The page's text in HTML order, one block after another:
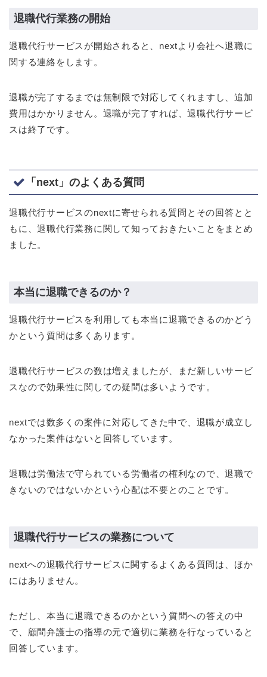
退職代行業務の開始
退職代行サービスが開始されると、nextより会社へ退職に
関する連絡をします。
退職が完了するまでは無制限で対応してくれますし、追加
費用はかかりません。退職が完了すれば、退職代行サービ
スは終了です。
「next」のよくある質問
退職代行サービスのnextに寄せられる質問とその回答とと
もに、退職代行業務に関して知っておきたいことをまとめ
ました。
本当に退職できるのか？
退職代行サービスを利用しても本当に退職できるのかどう
かという質問は多くあります。
退職代行サービスの数は増えましたが、まだ新しいサービ
スなので効果性に関しての疑問は多いようです。
nextでは数多くの案件に対応してきた中で、退職が成立し
なかった案件はないと回答しています。
退職は労働法で守られている労働者の権利なので、退職で
きないのではないかという心配は不要とのことです。
退職代行サービスの業務について
nextへの退職代行サービスに関するよくある質問は、ほか
にはありません。
ただし、本当に退職できるのかという質問への答えの中
で、顧問弁護士の指導の元で適切に業務を行なっていると
回答しています。